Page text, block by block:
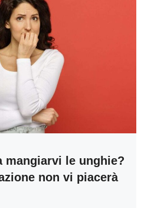
mangiarvi le unghie?
non vi piacerà